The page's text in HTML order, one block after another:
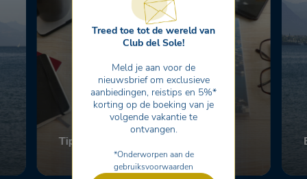
Tips van Club del Sole
Scopri
Treed toe tot de wereld van
Club del Sole!
Meld je aan voor de
nieuwsbrief om exclusieve
aanbiedingen, reistips en 5%*
korting op de boeking van je
volgende vakantie te
ontvangen.
*Onderworpen aan de
gebruiksvoorwaarden